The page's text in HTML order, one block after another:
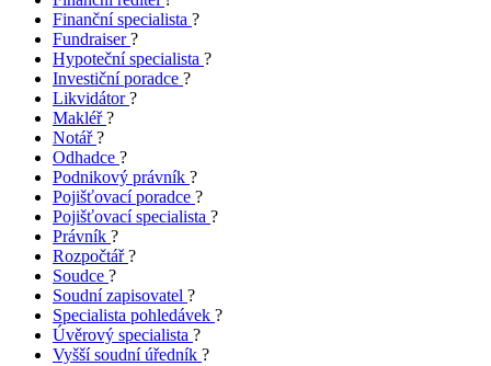
Finanční specialista ?
Fundraiser?
Hypoteční specialista ?
Investiční poradce ?
Likvidátor?
Makléř?
Notář?
Odhadce ?
Podnikový právník ?
Pojišťovací poradce ?
Pojišťovací specialista ?
Právník ?
Rozpočtář?
Soudce ?
Soudní zapisovatel ?
Specialista pohledávek ?
Úvěrový specialista ?
Vyšší soudní úředník ?